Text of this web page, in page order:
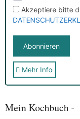
Akzeptiere bitte
Sie erhalten nach
Speicherung und
Myfoodstory
Mehr Info
Mein Kochbuch -